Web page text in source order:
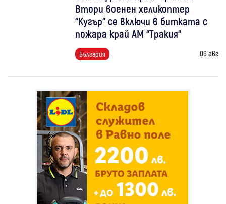
Втори военен хеликоптер
“Кугър“ се включи в битката с
пожара край АМ “Тракия“
България 06 авг